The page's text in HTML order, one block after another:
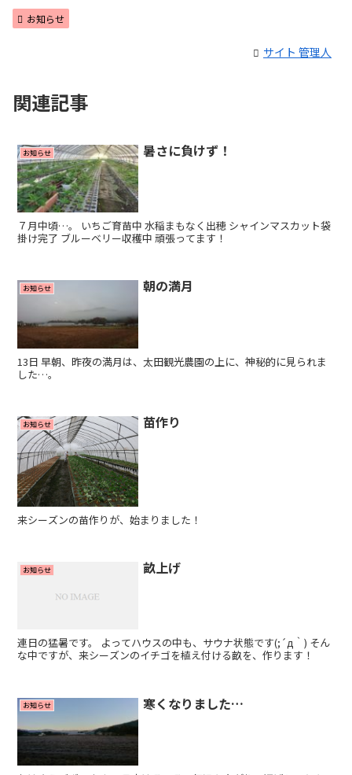
お知らせ
サイト 管理人
関連記事
お知らせ 暑さに負けず！
７月中頃…。 いちご育苗中 水稲まもなく出穂 シャインマスカット袋
掛け完了 ブルーベリー収穫中 頑張ってます！
お知らせ 朝の満月
13日 早朝、昨夜の満月は、太田観光農園の上に、神秘的に見られま
した…。
お知らせ 苗作り
来シーズンの苗作りが、始まりました！
お知らせ 畝上げ
連日の猛暑です。 よってハウスの中も、サウナ状態です(;´д｀) そん
な中ですが、来シーズンのイチゴを植え付ける畝を、作ります！
お知らせ 寒くなりました…